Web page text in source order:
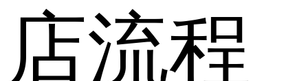
店流程